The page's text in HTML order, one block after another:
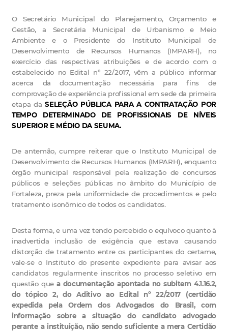
O Secretário Municipal do Planejamento, Orçamento e
Gestão, a Secretária Municipal de Urbanismo e Meio
Ambiente e o Presidente do Instituto Municipal de
Desenvolvimento de Recursos Humanos (IMPARH), no
exercício das respectivas atribuições e de acordo com o
estabelecido no Edital nº 22/2017, vêm a público informar
acerca da documentação necessária para fins de
comprovação de experiência profissional em sede da primeira
etapa daSELEÇÃO PÚBLICA PARA A CONTRATAÇÃO POR
TEMPO DETERMINADO DE PROFISSIONAIS DE NÍVEIS
SUPERIOR E MÉDIO DA SEUMA.
De antemão, cumpre reiterar que o Instituto Municipal de
Desenvolvimento de Recursos Humanos (IMPARH), enquanto
órgão municipal responsável pela realização de concursos
públicos e seleções públicas no âmbito do Município de
Fortaleza, preza pela uniformidade de procedimentos e pelo
tratamento isonômico de todos os candidatos.
Desta forma, e uma vez tendo percebido o equívoco quanto à
inadvertida inclusão de exigência que estava causando
distorção de tratamento entre os participantes do certame,
vale-se o Instituto do presente expediente para avisar aos
candidatos regularmente inscritos no processo seletivo em
questão que a documentação apontada no subitem 4.1.16.2,
do tópico 2, do Aditivo ao Edital nº 22/2017 (certidão
expedida pela Ordem dos Advogados do Brasil, com
informação sobre a situação do candidato advogado
perante a instituição, não sendo suficiente a mera Certidão